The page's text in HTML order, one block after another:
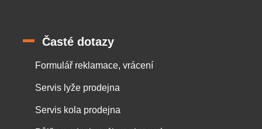
Časté dotazy
Formulář reklamace, vrácení
Servis lyže prodejna
Servis kola prodejna